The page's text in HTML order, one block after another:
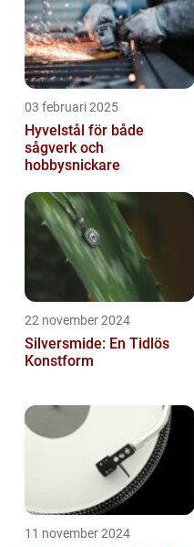
03 februari 2025
Hyvelstål för både
sågverk och
hobbysnickare
22 november 2024
Silversmide: En Tidlös
Konstform
11 november 2024